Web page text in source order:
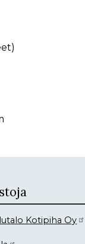
Kotipiha Oy